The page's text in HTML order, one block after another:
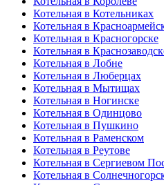
Котельная в Котельниках
Котельная в
Котельная в Красногорске
Котельная в
Котельная в Лобне
Котельная в Люберцах
Котельная в Мытищах
Котельная в Ногинске
Котельная в Одинцово
Котельная в Пушкино
Котельная в Раменском
Котельная в Реутове
Котельная в Сергиевом
Котельная в